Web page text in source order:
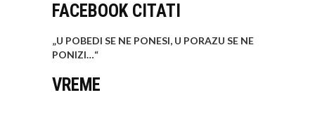
FACEBOOK CITATI
„U POBEDI SE NE PONESI, U PORAZU SE NE
PONIZI…“
VREME